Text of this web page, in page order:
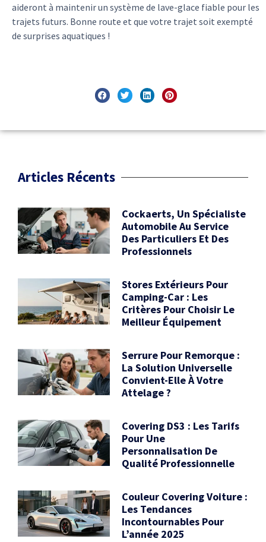
Articles Récents
Cockaerts, Un Spécialiste
Automobile Au Service
Des Particuliers Et Des
Professionnels
Stores Extérieurs Pour
Camping-Car : Les
Critères Pour Choisir Le
Meilleur Équipement
Serrure Pour Remorque :
La Solution Universelle
Convient-Elle À Votre
Attelage ?
Covering DS3 : Les Tarifs
Pour Une
Personnalisation De
Qualité Professionnelle
Couleur Covering Voiture :
Les Tendances
Incontournables Pour
L’année 2025
aideront à maintenir un système de lave-glace fiable pour les
trajets futurs. Bonne route et que votre trajet soit exempté
de surprises aquatiques !